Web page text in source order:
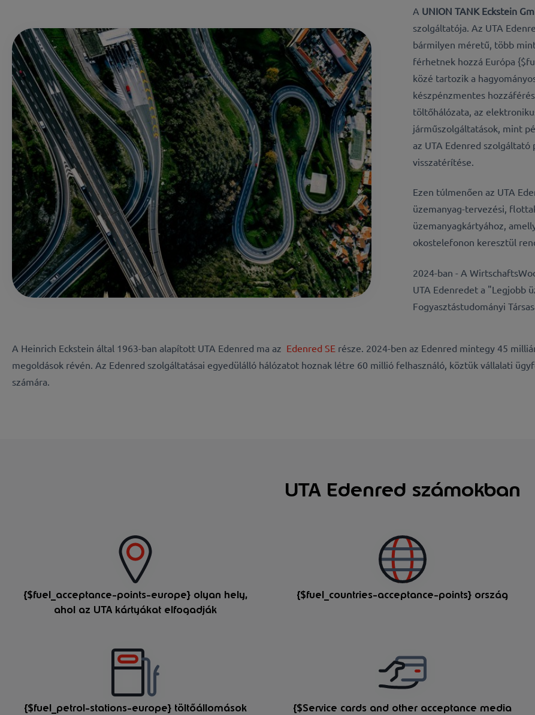
A UNION TANK Eckstein
szolgáltatója. Az UTA
bármilyen méretű, több
férhetnek hozzá Európa
közé tartozik a
készpénzmentes
töltőhálózata, az
járműszolgáltatások, mint
az UTA Edenred
visszatérítése.
Ezen túlmenően az UTA
üzemanyag-tervezési,
üzemanyagkártyához,
okostelefonon keresztül
2024-ban - A
UTA Edenredet a "Legjobb
Fogyasztástudományi
A Heinrich Eckstein által 1963-ban alapított UTA Edenred ma az Edenred SE része. 2024-ben az Edenred mintegy 45
megoldások révén. Az Edenred szolgáltatásai egyedülálló hálózatot hoznak létre 60 millió felhasználó, köztük vállalati
számára.
UTA Edenred számokban
{$fuel_acceptance-points-europe} olyan hely,
ahol az UTA kártyákat elfogadják
{$fuel_countries-acceptance-points} ország
{$fuel_petrol-stations-europe} töltőállomások
{$Service cards and other acceptance media